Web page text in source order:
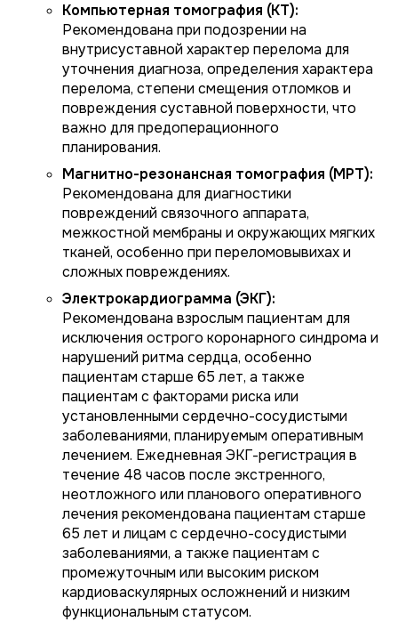
Компьютерная томография (КТ):
Рекомендована при подозрении на
внутрисуставной характер перелома для
уточнения диагноза, определения характера
перелома, степени смещения отломков и
повреждения суставной поверхности, что
важно для предоперационного
планирования.
Магнитно-резонансная томография (МРТ):
Рекомендована для диагностики
повреждений связочного аппарата,
межкостной мембраны и окружающих мягких
тканей, особенно при переломовывихах и
сложных повреждениях.
Электрокардиограмма (ЭКГ):
Рекомендована взрослым пациентам для
исключения острого коронарного синдрома и
нарушений ритма сердца, особенно
пациентам старше 65 лет, а также
пациентам с факторами риска или
установленными сердечно-сосудистыми
заболеваниями, планируемым оперативным
лечением. Ежедневная ЭКГ-регистрация в
течение 48 часов после экстренного,
неотложного или планового оперативного
лечения рекомендована пациентам старше
65 лет и лицам с сердечно-сосудистыми
заболеваниями, а также пациентам с
промежуточным или высоким риском
кардиоваскулярных осложнений и низким
функциональным статусом.